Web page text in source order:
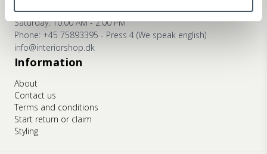
Monday - Friday: 10:00 AM - 5:30 PM
Saturday: 10:00 AM - 2:00 PM
Phone: +45 75893395 - Press 4 (We speak english)
info@interiorshop.dk
Information
About
Contact us
Terms and conditions
Start return or claim
Styling